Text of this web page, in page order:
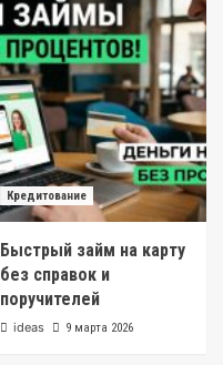
Кредитование
Быстрый займ на карту
без справок и
поручителей
ideas 9 марта 2026